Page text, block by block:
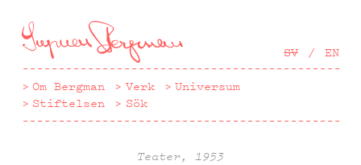
till
huvudinnehåll
SV EN
Om Bergman Verk
Universum
Stiftelsen
Sök
Teater, 1953